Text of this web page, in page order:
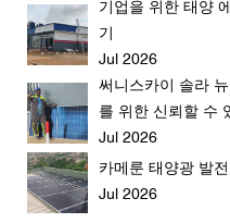
기업을 위한 태양
기
Jul 2026
써니스카이 솔라
를 위한 신뢰할 수
Jul 2026
카메룬 태양광 발
Jul 2026